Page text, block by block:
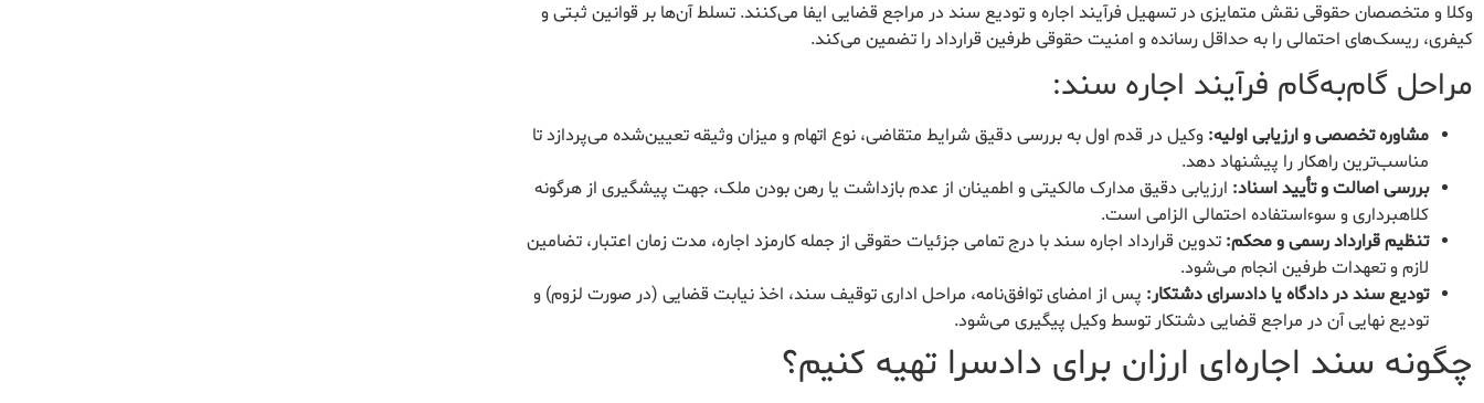
وکلا و متخصصان حقوقی نقش متمایزی در تسهیل فرآیند اجاره و تودیع سند در مراجع قضایی ایفا می‌کنند. تسلط آن‌ها بر قوانین ثبتی و
کیفری، ریسک‌های احتمالی را به حداقل رسانده و امنیت حقوقی طرفین قرارداد را تضمین می‌کند.
مراحل گام‌به‌گام فرآیند اجاره سند:
مشاوره تخصصی و ارزیابی اولیه: وکیل در قدم اول به بررسی دقیق شرایط متقاضی، نوع اتهام و میزان وثیقه تعیین‌شده می‌پردازد تا
مناسب‌ترین راهکار را پیشنهاد دهد.
بررسی اصالت و تأیید اسناد: ارزیابی دقیق مدارک مالکیتی و اطمینان از عدم بازداشت یا رهن بودن ملک، جهت پیشگیری از هرگونه
کلاهبرداری و سوءاستفاده احتمالی الزامی است.
تنظیم قرارداد رسمی و محکم: تدوین قرارداد اجاره سند با درج تمامی جزئیات حقوقی از جمله کارمزد اجاره، مدت زمان اعتبار، تضامین
لازم و تعهدات طرفین انجام می‌شود.
تودیع سند در دادگاه یا دادسرای دشتکار: پس از امضای توافق‌نامه، مراحل اداری توقیف سند، اخذ نیابت قضایی (در صورت لزوم) و
تودیع نهایی آن در مراجع قضایی دشتکار توسط وکیل پیگیری می‌شود.
چگونه سند اجاره‌ای ارزان برای دادسرا تهیه کنیم؟